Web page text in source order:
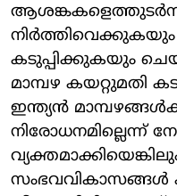
നിർത്തിവെക്കുകയും
കടുപ്പിക്കുകയും
മാമ്പഴ കയറ്റുമതി
ഇന്ത്യൻ
നിരോധനമില്ലെന്ന്
സംഭവവികാസങ്ങൾ